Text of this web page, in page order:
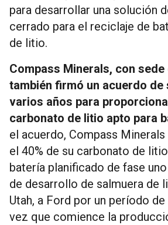
para desarrollar una solución
cerrado para el reciclaje de
de litio.
Compass Minerals, con sede
también firmó un acuerdo
varios años para
carbonato de litio apto para
el acuerdo, Compass
el 40% de su carbonato de
batería planificado de fase
de desarrollo de salmuera de
Utah, a Ford por un período
vez que comience la